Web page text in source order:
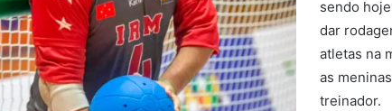
sendo
dar
atletas na
as
treinador.